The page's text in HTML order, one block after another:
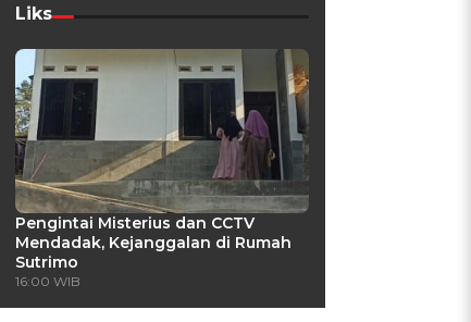
Liks
Pengintai Misterius dan CCTV
Mendadak, Kejanggalan di Rumah
Sutrimo
16:00 WIB